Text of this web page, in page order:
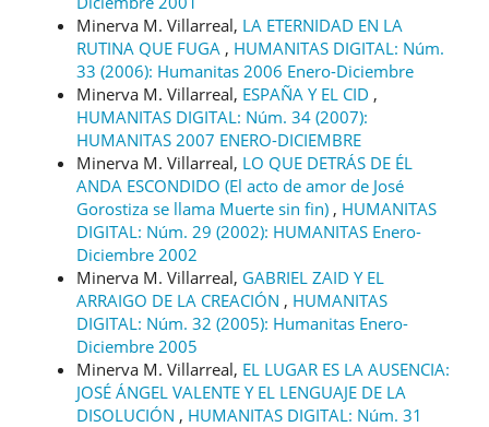
Minerva M. Villarreal, LA ETERNIDAD EN LA
RUTINA QUE FUGA , HUMANITAS DIGITAL: Núm.
33 (2006): Humanitas 2006 Enero-Diciembre
Minerva M. Villarreal, ESPAÑA Y EL CID ,
HUMANITAS DIGITAL: Núm. 34 (2007):
HUMANITAS 2007 ENERO-DICIEMBRE
Minerva M. Villarreal, LO QUE DETRÁS DE ÉL
ANDA ESCONDIDO (El acto de amor de José
Gorostiza se llama Muerte sin fin) , HUMANITAS
DIGITAL: Núm. 29 (2002): HUMANITAS Enero-
Diciembre 2002
Minerva M. Villarreal, GABRIEL ZAID Y EL
ARRAIGO DE LA CREACIÓN , HUMANITAS
DIGITAL: Núm. 32 (2005): Humanitas Enero-
Diciembre 2005
Minerva M. Villarreal, EL LUGAR ES LA AUSENCIA:
JOSÉ ÁNGEL VALENTE Y EL LENGUAJE DE LA
DISOLUCIÓN , HUMANITAS DIGITAL: Núm. 31